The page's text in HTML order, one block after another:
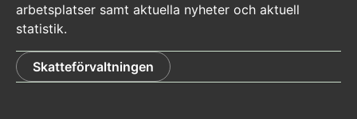
arbetsplatser samt aktuella nyheter och aktuell
statistik.
Skatteförvaltningen